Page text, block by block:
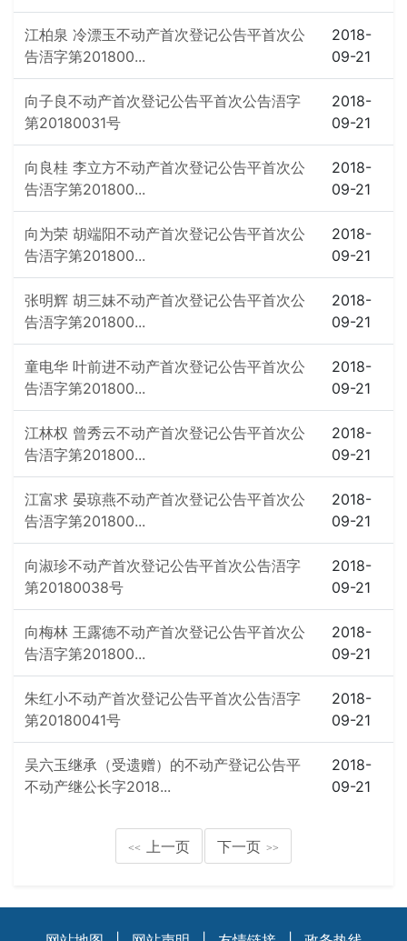
江柏泉 冷漂玉不动产首次登记公告平首次公
告浯字第201800...
2018-
09-21
向子良不动产首次登记公告平首次公告浯字
第20180031号
2018-
09-21
向良桂 李立方不动产首次登记公告平首次公
告浯字第201800...
2018-
09-21
向为荣 胡端阳不动产首次登记公告平首次公
告浯字第201800...
2018-
09-21
张明辉 胡三妹不动产首次登记公告平首次公
告浯字第201800...
2018-
09-21
童电华 叶前进不动产首次登记公告平首次公
告浯字第201800...
2018-
09-21
江林权 曾秀云不动产首次登记公告平首次公
告浯字第201800...
2018-
09-21
江富求 晏琼燕不动产首次登记公告平首次公
告浯字第201800...
2018-
09-21
向淑珍不动产首次登记公告平首次公告浯字
第20180038号
2018-
09-21
向梅林 王露德不动产首次登记公告平首次公
告浯字第201800...
2018-
09-21
朱红小不动产首次登记公告平首次公告浯字
第20180041号
2018-
09-21
吴六玉继承（受遗赠）的不动产登记公告平
不动产继公长字2018...
2018-
09-21
<< 上一页 下一页 >>